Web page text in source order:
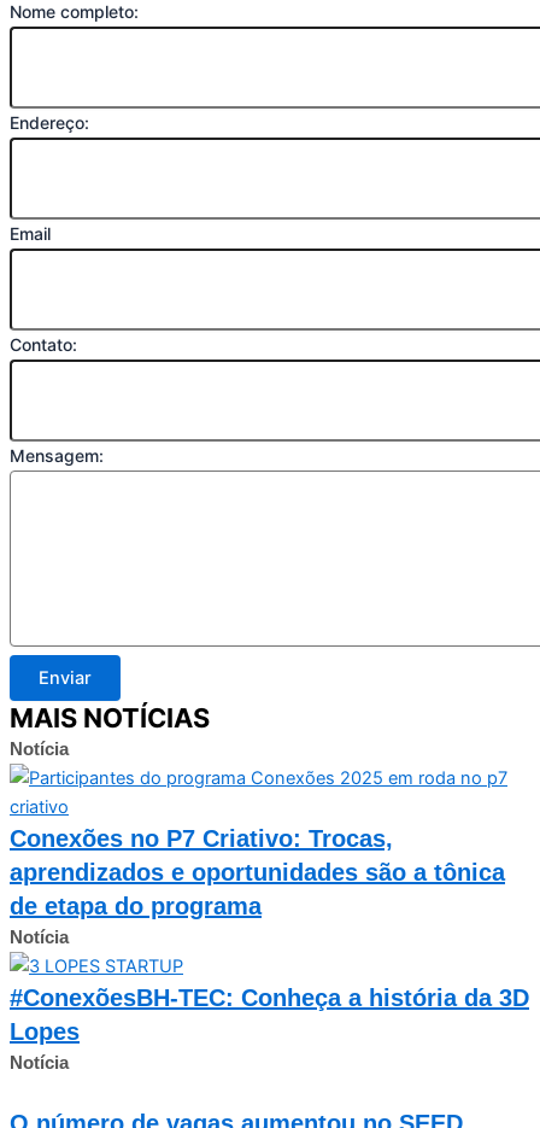
Nome completo:
Endereço:
Email
Contato:
Mensagem:
Enviar
MAIS NOTÍCIAS
Notícia
Conexões no P7 Criativo: Trocas,
aprendizados e oportunidades são a tônica
de etapa do programa
Notícia
#ConexõesBH-TEC: Conheça a história da 3D
Lopes
Notícia